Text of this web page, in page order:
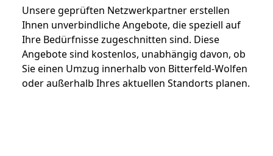
Unsere geprüften Netzwerkpartner erstellen
Ihnen unverbindliche Angebote, die speziell auf
Ihre Bedürfnisse zugeschnitten sind. Diese
Angebote sind kostenlos, unabhängig davon, ob
Sie einen Umzug innerhalb von Bitterfeld-Wolfen
oder außerhalb Ihres aktuellen Standorts planen.